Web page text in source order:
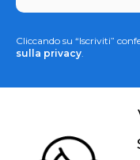
Cliccando su “Iscriviti”
sulla privacy